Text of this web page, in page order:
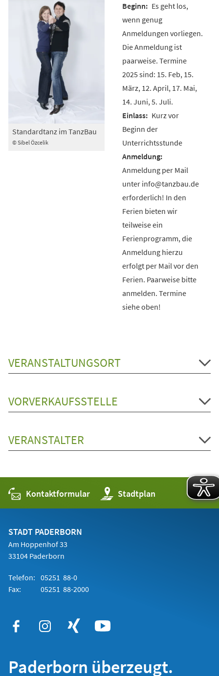
© Sibel Özcelik
Standardtanz im TanzBau
Es geht los,
wenn genug
Anmeldungen vorliegen.
Die Anmeldung ist
paarweise. Termine
2025 sind: 15. Feb, 15.
März, 12. April, 17. Mai,
14. Juni, 5. Juli.
Kurz vor
Beginn der
Unterrichtsstunde
Anmeldung per Mail
unter info@tanzbau.de
erforderlich! In den
Ferien bieten wir
teilweise ein
Ferienprogramm, die
Anmeldung hierzu
erfolgt per Mail vor den
Ferien. Paarweise bitte
anmelden. Termine
siehe oben!
VERANSTALTUNGSORT
VORVERKAUFSSTELLE
VERANSTALTER
Kontaktformular Stadtplan
(Öffnet
in
einem
STADT PADERBORN
Am Hoppenhof 33
33104 Paderborn
Telefon: 05251 88-0
Fax:
05251 88-2000
Paderborn überzeugt.